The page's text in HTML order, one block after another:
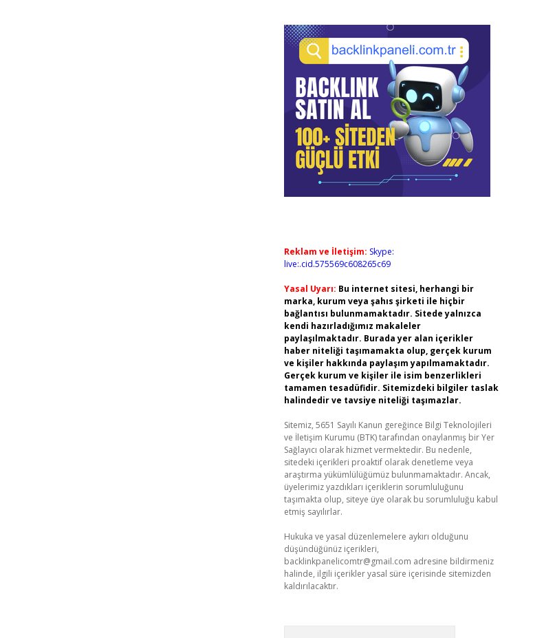
Reklam ve İletişim: Skype:
live:.cid.575569c608265c69
Yasal Uyarı: Bu internet sitesi, herhangi bir
marka, kurum veya şahıs şirketi ile hiçbir
bağlantısı bulunmamaktadır. Sitede yalnızca
kendi hazırladığımız makaleler
paylaşılmaktadır. Burada yer alan içerikler
haber niteliği taşımamakta olup, gerçek kurum
ve kişiler hakkında paylaşım yapılmamaktadır.
Gerçek kurum ve kişiler ile isim benzerlikleri
tamamen tesadüfidir. Sitemizdeki bilgiler taslak
halindedir ve tavsiye niteliği taşımazlar.
Sitemiz, 5651 Sayılı Kanun gereğince Bilgi Teknolojileri
ve İletişim Kurumu (BTK) tarafından onaylanmış bir Yer
Sağlayıcı olarak hizmet vermektedir. Bu nedenle,
sitedeki içerikleri proaktif olarak denetleme veya
araştırma yükümlülüğümüz bulunmamaktadır. Ancak,
üyelerimiz yazdıkları içeriklerin sorumluluğunu
taşımakta olup, siteye üye olarak bu sorumluluğu kabul
etmiş sayılırlar.
Hukuka ve yasal düzenlemelere aykırı olduğunu
düşündüğünüz içerikleri,
backlinkpanelicomtr@gmail.com adresine bildirmeniz
halinde, ilgili içerikler yasal süre içerisinde sitemizden
kaldırılacaktır.